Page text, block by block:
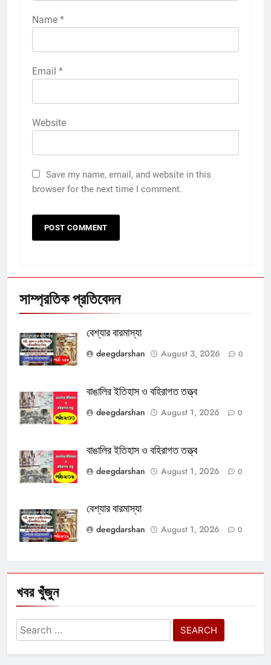
Name *
Email *
Website
Save my name, email, and website in this
browser for the next time I comment.
সাম্প্রতিক প্রতিবেদন
বেশ্যার বারমাস্যা
deegdarshan
August 3, 2026 0
বাঙালির ইতিহাস ও বহিরাগত তত্ত্ব
deegdarshan
August 1, 2026 0
বাঙালির ইতিহাস ও বহিরাগত তত্ত্ব
deegdarshan
August 1, 2026 0
বেশ্যার বারমাস্যা
deegdarshan
August 1, 2026 0
খবর খুঁজুন
Search
for: